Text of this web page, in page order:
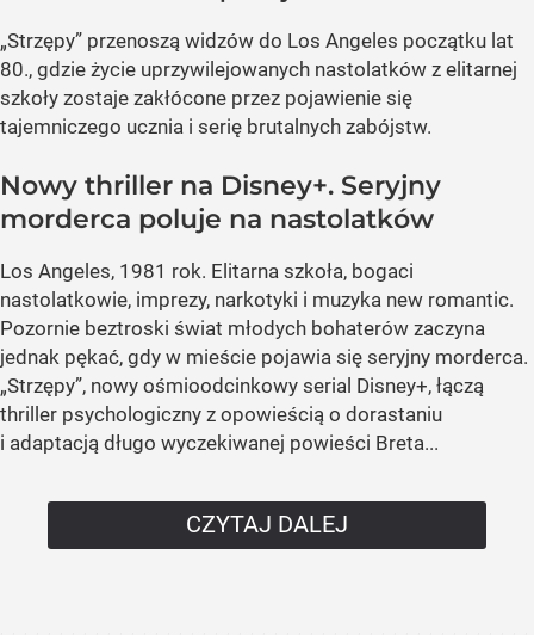
„Strzępy” przenoszą widzów do Los Angeles początku lat
80., gdzie życie uprzywilejowanych nastolatków z elitarnej
szkoły zostaje zakłócone przez pojawienie się
tajemniczego ucznia i serię brutalnych zabójstw.
Nowy thriller na Disney+. Seryjny
morderca poluje na nastolatków
Los Angeles, 1981 rok. Elitarna szkoła, bogaci
nastolatkowie, imprezy, narkotyki i muzyka new romantic.
Pozornie beztroski świat młodych bohaterów zaczyna
jednak pękać, gdy w mieście pojawia się seryjny morderca.
„Strzępy”, nowy ośmioodcinkowy serial Disney+, łączą
thriller psychologiczny z opowieścią o dorastaniu
i adaptacją długo wyczekiwanej powieści Breta...
CZYTAJ DALEJ